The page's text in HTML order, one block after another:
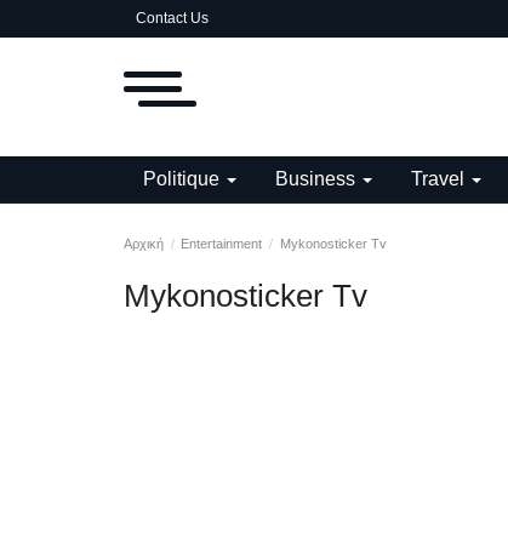
Contact Us
Politique Business Travel
Αρχική Entertainment Mykonosticker Tv
Mykonosticker Tv